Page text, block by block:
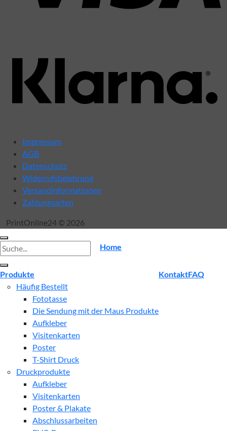
Impressum
AGB
Datenschutz
Widerrufsbelehrung
Versandinformationen
Zahlungsarten
PrintOnline24 © 2026
Suche
nach:
Home
Produkte
Häufig Bestellt
Fototasse
Die Sendung mit der Maus Produkte
Aufkleber
Visitenkarten
Poster
T-Shirt Druck
Druckprodukte
Aufkleber
Visitenkarten
Poster & Plakate
Abschlussarbeiten
KontaktFAQ